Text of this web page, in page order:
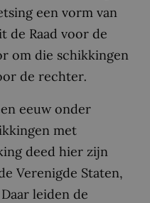
een vorm van
de Raad voor de
om die schikkingen
de rechter.
eeuw onder
met
deed hier zijn
Verenigde Staten,
Daar leiden de